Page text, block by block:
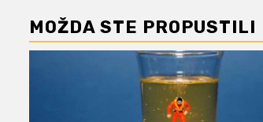
MOŽDA STE PROPUSTILI